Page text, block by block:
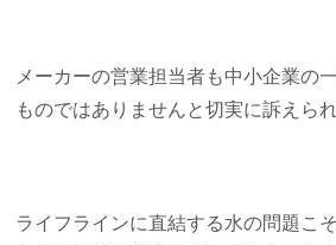
メーカーの営業担当者も中小企業の
ものではありませんと切実に訴えら
ライフラインに直結する水の問題こ